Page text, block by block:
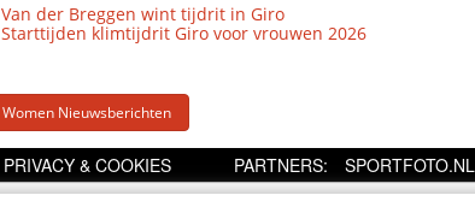
Van der Breggen wint tijdrit in Giro
Starttijden klimtijdrit Giro voor vrouwen 2026
Women Nieuwsberichten
PRIVACY & COOKIES PARTNERS: SPORTFOTO.NL